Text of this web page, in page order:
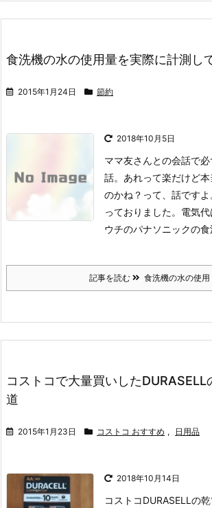
食洗機の水の使用量を実際に計測し
2015年1月24日 節約
2018年10月5日
ママ友さんとの会話で
話。 あれって楽だけど
のかね？ って、話ですよ
っておりました。 電気
ウチのパナソニックの
記事を読む 食洗機の水の使用
コストコで大量買いしたDURASELL
道
2015年1月23日 コストコ おすすめ , 日用品
2018年10月14日
コストコDURASELLの